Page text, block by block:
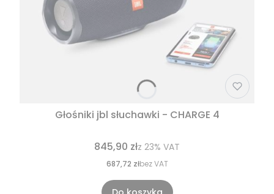
Głośniki jbl słuchawki - CHARGE 4
845,90 złz 23% VAT
687,72 złbez VAT